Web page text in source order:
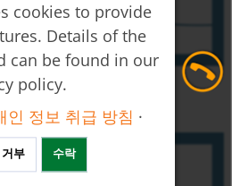
탁도
cookies to provide
Details of the
can be found in our
policy.
인 정보 취급 방침 ·
거부 수락